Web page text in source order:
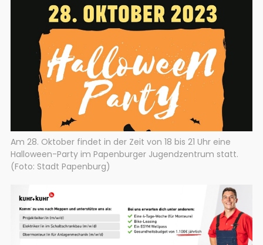
Am 28. Oktober findet in der Zeit von 18 bis 21 Uhr eine
Halloween-Party im Papenburger Jugendzentrum statt.
(Foto: Stadt Papenburg)